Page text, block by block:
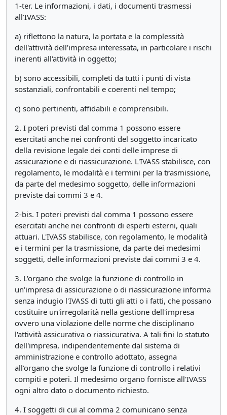
1-ter. Le informazioni, i dati, i documenti trasmessi
all'IVASS:
a) riflettono la natura, la portata e la complessità
dell'attività dell'impresa interessata, in particolare i rischi
inerenti all'attività in oggetto;
b) sono accessibili, completi da tutti i punti di vista
sostanziali, confrontabili e coerenti nel tempo;
c) sono pertinenti, affidabili e comprensibili.
2. I poteri previsti dal comma 1 possono essere
esercitati anche nei confronti del soggetto incaricato
della revisione legale dei conti delle imprese di
assicurazione e di riassicurazione. L'IVASS stabilisce, con
regolamento, le modalità e i termini per la trasmissione,
da parte del medesimo soggetto, delle informazioni
previste dai commi 3 e 4.
2-bis. I poteri previsti dal comma 1 possono essere
esercitati anche nei confronti di esperti esterni, quali
attuari. L'IVASS stabilisce, con regolamento, le modalità
e i termini per la trasmissione, da parte dei medesimi
soggetti, delle informazioni previste dai commi 3 e 4.
3. L'organo che svolge la funzione di controllo in
un'impresa di assicurazione o di riassicurazione informa
senza indugio l'IVASS di tutti gli atti o i fatti, che possano
costituire un'irregolarità nella gestione dell'impresa
ovvero una violazione delle norme che disciplinano
l'attività assicurativa o riassicurativa. A tali fini lo statuto
dell'impresa, indipendentemente dal sistema di
amministrazione e controllo adottato, assegna
all'organo che svolge la funzione di controllo i relativi
compiti e poteri. Il medesimo organo fornisce all'IVASS
ogni altro dato o documento richiesto.
4. I soggetti di cui al comma 2 comunicano senza